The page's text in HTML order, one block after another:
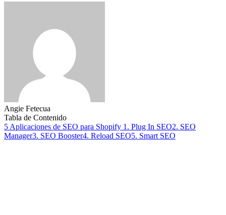
Angie Fetecua
Tabla de Contenido
5 Aplicaciones de SEO para Shopify 1. Plug In SEO2. SEO
Manager3. SEO Booster4. Reload SEO5. Smart SEO